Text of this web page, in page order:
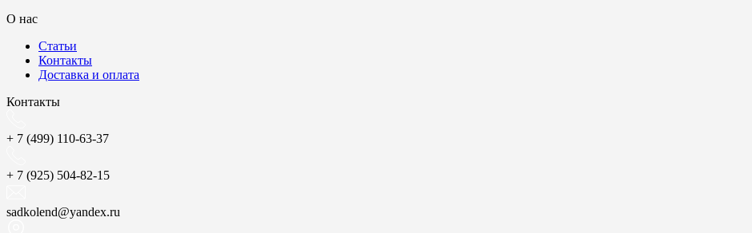
О нас
Статьи
Контакты
Доставка и оплата
Контакты
+ 7 (499) 110-63-37
+ 7 (925) 504-82-15
sadkolend@yandex.ru